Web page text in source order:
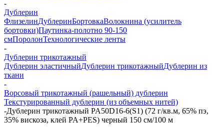
-
Дублерин
ФлизелинДублеринБортовкаВолокнина (усилитель
бортовки)Паутинка-полотно 90-150
смПоролонТехнологические ленты
-
Дублерин трикотажный
Дублерин эластичныйДублерин трикотажныйДублерин из
ткани
-
Ворсовый трикотажный (рашельный) дублерин
Текстурированный дублерин (из объемных нитей)
-Дублерин трикотажный PA50D16-6(S1) (72 г/кв.м, 65% пэ,
35% вискоза, клей PA+PES) черный 150 см/100 м